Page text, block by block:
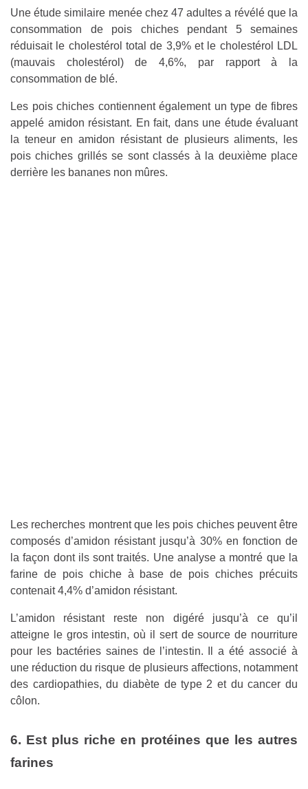
Une étude similaire menée chez 47 adultes a révélé que la
consommation de pois chiches pendant 5 semaines
réduisait le cholestérol total de 3,9% et le cholestérol LDL
(mauvais cholestérol) de 4,6%, par rapport à la
consommation de blé.
Les pois chiches contiennent également un type de fibres
appelé amidon résistant. En fait, dans une étude évaluant
la teneur en amidon résistant de plusieurs aliments, les
pois chiches grillés se sont classés à la deuxième place
derrière les bananes non mûres.
Les recherches montrent que les pois chiches peuvent être
composés d’amidon résistant jusqu’à 30% en fonction de
la façon dont ils sont traités. Une analyse a montré que la
farine de pois chiche à base de pois chiches précuits
contenait 4,4% d’amidon résistant.
L’amidon résistant reste non digéré jusqu’à ce qu’il
atteigne le gros intestin, où il sert de source de nourriture
pour les bactéries saines de l’intestin. Il a été associé à
une réduction du risque de plusieurs affections, notamment
des cardiopathies, du diabète de type 2 et du cancer du
côlon.
6. Est plus riche en protéines que les autres
farines